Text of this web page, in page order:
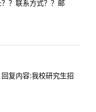
？联系方式？？邮
复内容:我校研究生招